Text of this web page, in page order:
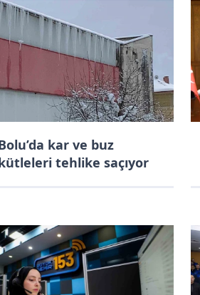
kar ve buz
tehlike saçıyor